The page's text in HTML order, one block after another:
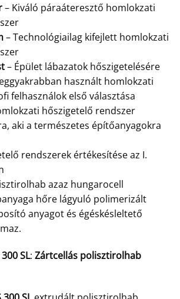
– Kiváló páraáteresztő homlokzati
– Technológiailag kifejlett homlokzati
– Épület lábazatok hőszigetelésére
használt homlokzati
felhasználok első választása
hőszigetelő rendszer
aki a természetes építőanyagokra
rendszerek értékesítése az I.
azaz hungarocell
hőre lágyuló polimerizált
anyagot és égéskésleltető
SL: Zártcellás polisztirolhab